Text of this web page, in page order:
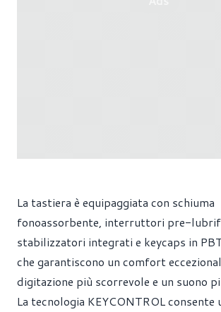
La tastiera è equipaggiata con schiuma
fonoassorbente, interruttori pre-
stabilizzatori integrati e keycaps in
che garantiscono un comfort
digitazione più scorrevole e un suono
La tecnologia KEYCONTROL consente